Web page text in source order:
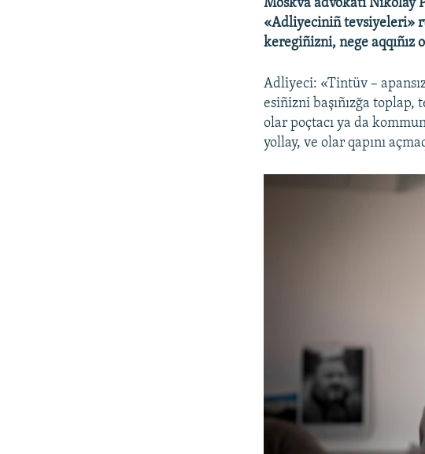
Moskva advokatı Nikolay
«Adliyeciniñ tevsiyeleri»
keregiñizni, nege aqqıñız
Adliyeci: «Tintüv –
esiñizni başıñızğa toplap,
olar poçtacı ya da
yollay, ve olar qapını